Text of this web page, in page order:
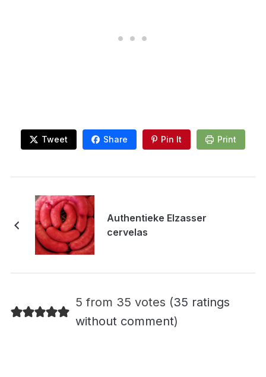
Tweet Share Pin It Print
Authentieke Elzasser
cervelas
5 from 35 votes (35 ratings
without comment)